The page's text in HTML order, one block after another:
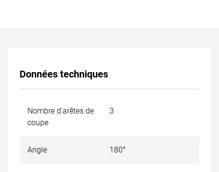
Données techniques
Nombre d'arêtes de
coupe
3
Angle 180°